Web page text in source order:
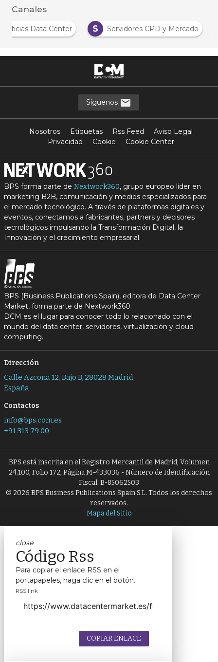
Canales
Noticias Data Center S Servidores CPD y Mercado
Síguenos
Nosotros Etiquetas Rss Feed
Aviso Legal
Privacidad
Cookie Cookie Center
BPS forma parte de Nextwork360, grupo europeo líder en
marketing B2B, comunicación y medios especializados para
el mercado tecnológico. A través de plataformas digitales y
eventos, conectamos a fabricantes, partners y decisores
tecnológicos impulsando la Transformación Digital, la
Innovación y el crecimiento empresarial.
BPS (Business Publications Spain), editora de Data Center
Market, forma parte de Nextwork360.
DCM es el lugar para conocer todo lo relacionado con el
mundo del data center, servidores, virtualización y cloud
computing.
Dirección
Calle Azcona 12, Bajo B, 28028 Madrid
España
Contactos
info@bps.com.es
+91 313 79 00
BPS está inscrita en el Registro Mercantil de Madrid, Volumen
24.100, Folio 172, Página M-433036 - Número de Identificación
Fiscal: B-85062503
© 2026 BPS Business Publications Spain S.L. Todos los derechos
reservados.
Mapa del Sitio
close
Código Rss
Para copiar el enlace RSS en el
portapapeles, haga clic en el botón.
RSS link
COPIAR ENLACE